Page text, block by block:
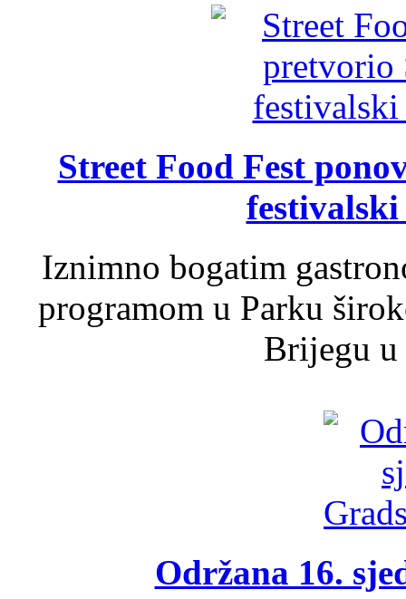
Street Food Fest
Iznimno bogatim
programom u Parku
Brijegu u
Održana 16.